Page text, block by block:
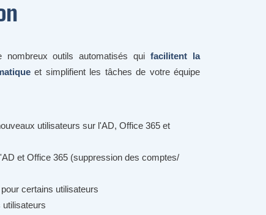
nombreux outils automatisés quifacilitent la
et simplifient les tâches de votre équipe
utilisateurs sur l'AD, Office 365 et
et Office 365 (suppression des comptes/
certains utilisateurs